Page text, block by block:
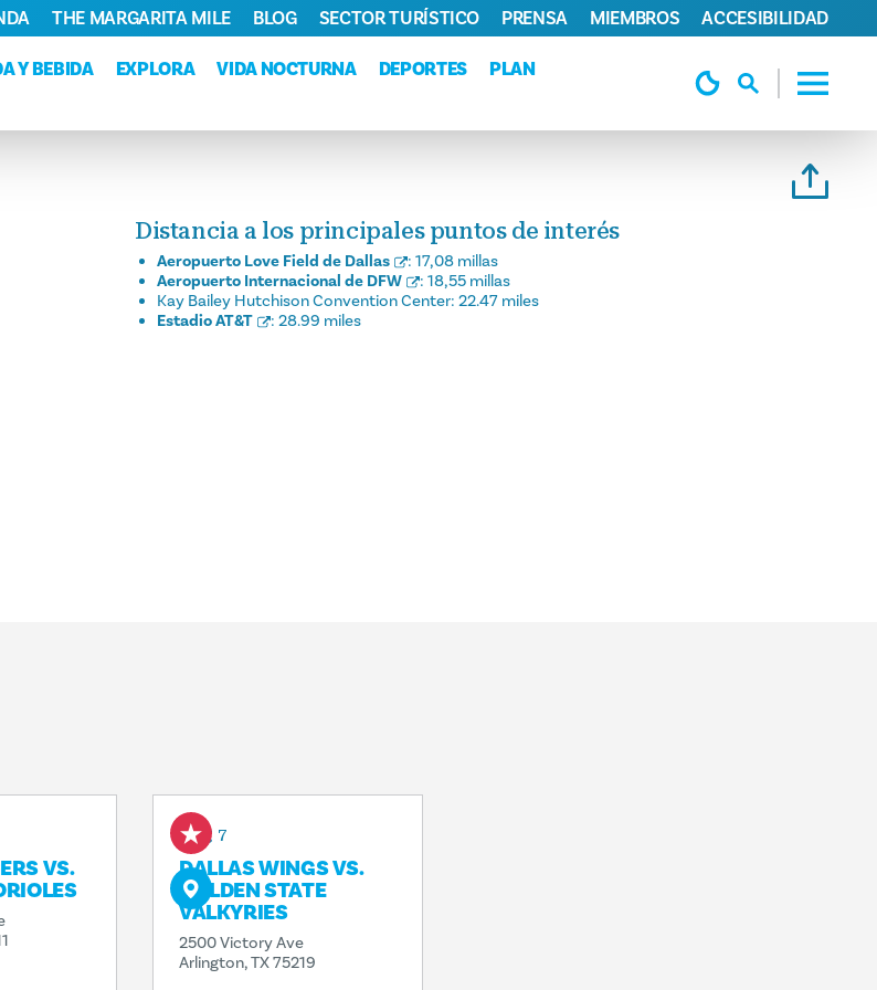
Y BEBIDA EXPLORA VIDA NOCTURNA DEPORTES
PLAN
THE MARGARITA MILE BLOG SECTOR TURÍSTICO PRENSA MIEMBROS ACCESIBILIDAD
Distancia a los principales puntos de interés
Aeropuerto Love Field de Dallas : 17,08 millas
Aeropuerto Internacional de DFW
: 18,55 millas
Kay Bailey Hutchison Convention Center: 22.47 miles
Estadio AT&T
: 28.99 miles
VS.
Aug 7
DALLAS WINGS VS.
GOLDEN STATE
VALKYRIES
2500 Victory Ave
Arlington, TX 75219